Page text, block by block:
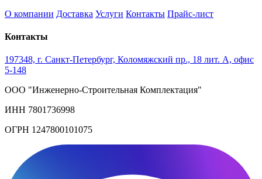
О компании Доставка Услуги Контакты Прайс-лист
Контакты
197348, г. Санкт-Петербург, Коломяжский пр., 18 лит. А, офис
5-148
ООО "Инженерно-Строительная Комплектация"
ИНН 7801736998
ОГРН 1247800101075